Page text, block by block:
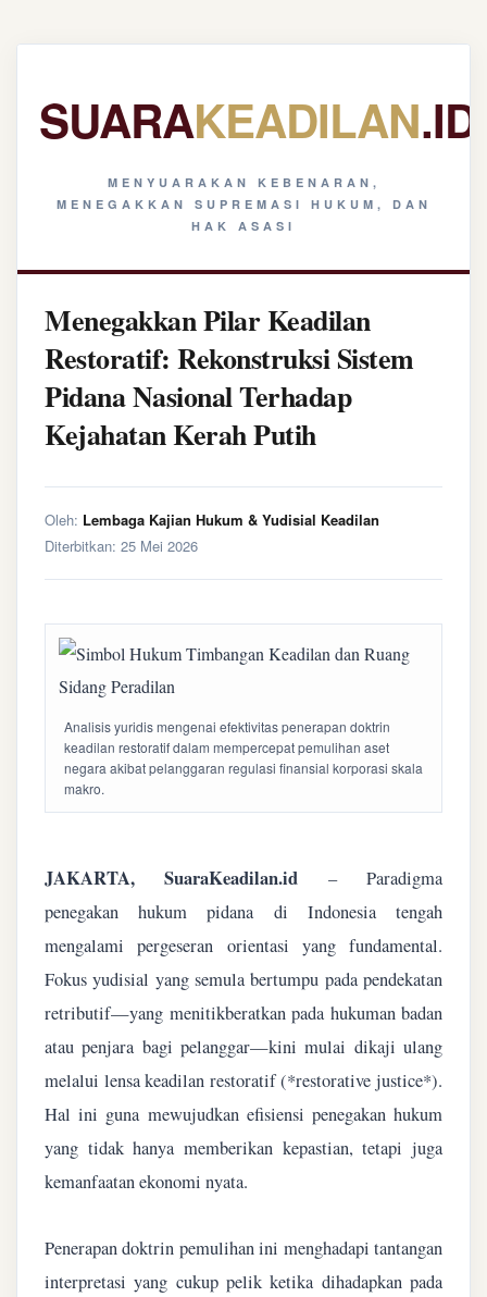
SUARAKEADILAN.ID
MENYUARAKAN KEBENARAN,
MENEGAKKAN SUPREMASI HUKUM, DAN
HAK ASASI
Menegakkan Pilar Keadilan
Restoratif: Rekonstruksi Sistem
Pidana Nasional Terhadap
Kejahatan Kerah Putih
Oleh: Lembaga Kajian Hukum & Yudisial Keadilan
Diterbitkan: 25 Mei 2026
Analisis yuridis mengenai efektivitas penerapan doktrin
keadilan restoratif dalam mempercepat pemulihan aset
negara akibat pelanggaran regulasi finansial korporasi skala
makro.
JAKARTA, SuaraKeadilan.id – Paradigma
penegakan hukum pidana di Indonesia tengah
mengalami pergeseran orientasi yang fundamental.
Fokus yudisial yang semula bertumpu pada pendekatan
retributif—yang menitikberatkan pada hukuman badan
atau penjara bagi pelanggar—kini mulai dikaji ulang
melalui lensa keadilan restoratif (*restorative justice*).
Hal ini guna mewujudkan efisiensi penegakan hukum
yang tidak hanya memberikan kepastian, tetapi juga
kemanfaatan ekonomi nyata.
Penerapan doktrin pemulihan ini menghadapi tantangan
interpretasi yang cukup pelik ketika dihadapkan pada